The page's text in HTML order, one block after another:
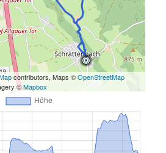
contributors, Maps ©OpenStreetMap
©Mapbox